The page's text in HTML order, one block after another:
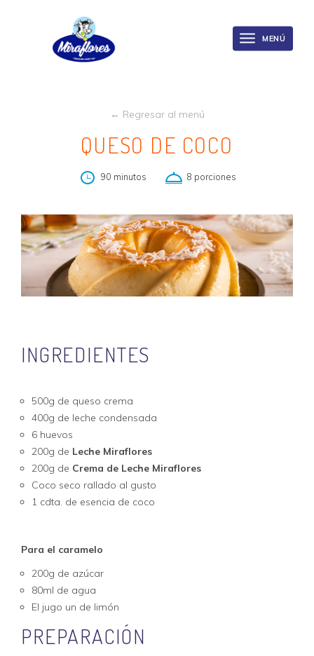
Toggle
MENÚ
← Regresar al menú
QUESO DE COCO
90 minutos 8 porciones
INGREDIENTES
500g de queso crema
400g de leche condensada
6 huevos
200g de Leche Miraflores
200g de Crema de Leche Miraflores
Coco seco rallado al gusto
1 cdta. de esencia de coco
Para el caramelo
200g de azúcar
80ml de agua
El jugo un de limón
PREPARACIÓN